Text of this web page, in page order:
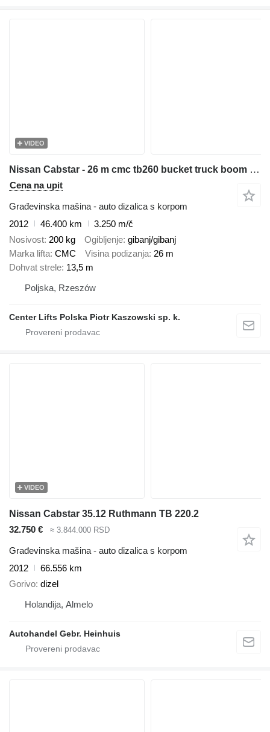
VIDEO
Nissan Cabstar - 26 m cmc tb260 bucket truck boom lift zwyżka
Cena na upit
Građevinska mašina - auto dizalica s korpom
2012
46.400 km
3.250 m/č
Nosivost 200 kg Ogibljenje gibanj/gibanj
Marka lifta CMC Visina podizanja 26 m
Dohvat strele 13,5 m
Poljska, Rzeszów
Center Lifts Polska Piotr Kaszowski sp. k.
VIDEO
Nissan Cabstar 35.12 Ruthmann TB 220.2
32.750 €
≈ 3.844.000 RSD
Građevinska mašina - auto dizalica s korpom
2012
66.556 km
Gorivo dizel
Holandija, Almelo
Autohandel Gebr. Heinhuis